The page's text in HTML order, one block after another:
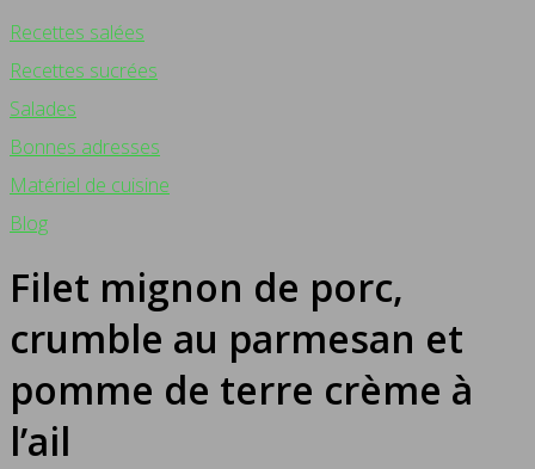
Recettes salées
Recettes sucrées
Salades
Bonnes adresses
Matériel de cuisine
Blog
Filet mignon de porc,
crumble au parmesan et
pomme de terre crème à
l’ail